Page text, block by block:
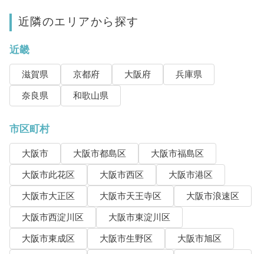
近隣のエリアから探す
近畿
滋賀県 京都府 大阪府
兵庫県
奈良県
和歌山県
市区町村
大阪市 大阪市都島区
大阪市福島区
大阪市此花区
大阪市西区
大阪市港区
大阪市大正区
大阪市天王寺区
大阪市浪速区
大阪市西淀川区
大阪市東淀川区
大阪市東成区
大阪市生野区
大阪市旭区